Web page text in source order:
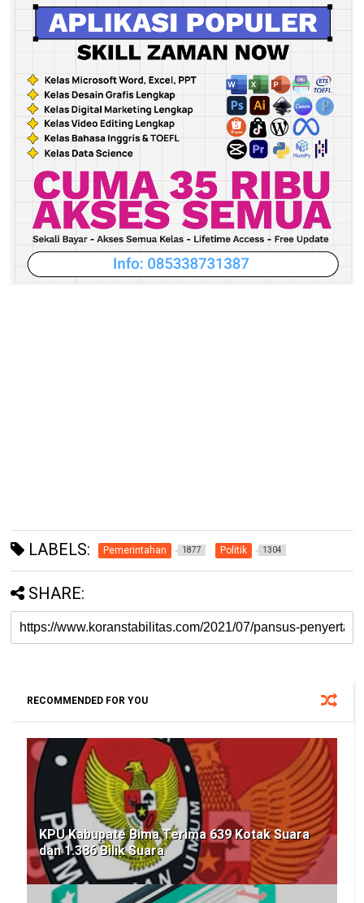
LABELS: Pemerintahan 1877 Politik 1304
SHARE:
RECOMMENDED FOR YOU
KPU Kabupate Bima Terima 639 Kotak Suara
dan 1.386 Bilik Suara